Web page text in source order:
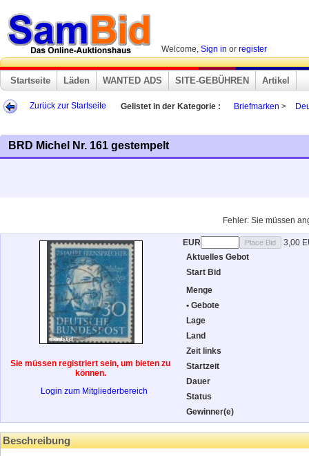
Welcome, Sign in or register
Startseite Läden WANTED ADS SITE-GEBÜHREN Artikel
Zurück zur Startseite Gelistet in der Kategorie : Briefmarken >
BRD Michel Nr. 161 gestempelt
Fehler: Sie müssen
Sie müssen registriert sein, um bieten zu
können.
Login zum Mitgliederbereich
EUR
3,00
Aktuelles Gebot
Start Bid
Menge
• Gebote
Lage
Land
Zeit links
Startzeit
Dauer
Status
Gewinner(e)
Beschreibung